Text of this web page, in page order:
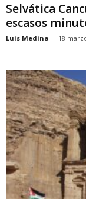
Selvática
escasos
Luis Medina - 18